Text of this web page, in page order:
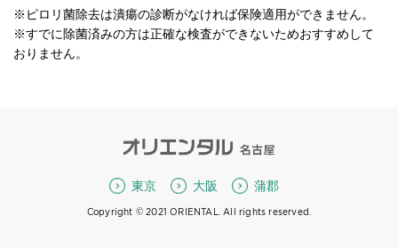
※ピロリ菌除去は潰瘍の診断がなければ保険適用ができません。
※すでに除菌済みの方は正確な検査ができないためおすすめして
おりません。
東京 大阪 蒲郡
Copyright © 2021 ORIENTAL. All rights reserved.